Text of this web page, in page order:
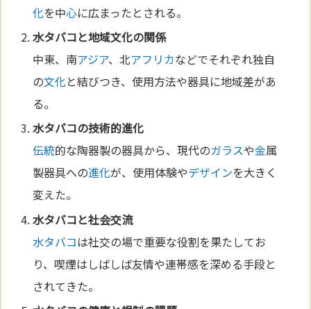
化を中心に広まったとされる。
水タバコと地域文化の関係
中東、南アジア、北アフリカなどでそれぞれ独自
の文化と結びつき、使用方法や器具に地域差があ
る。
水タバコの技術的進化
伝統的な陶器製の器具から、現代のガラスや金属
製器具への進化が、使用体験やデザインを大きく
変えた。
水タバコと社会交流
水タバコは社交の場で重要な役割を果たしてお
り、喫煙はしばしば友情や連帯感を深める手段と
されてきた。